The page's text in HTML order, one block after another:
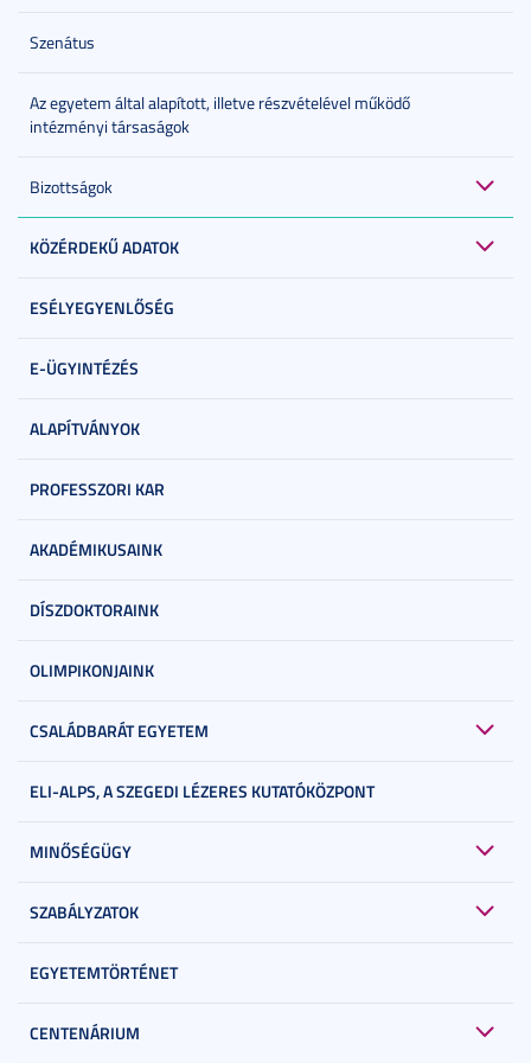
Szenátus
Az egyetem által alapított, illetve részvételével működő
intézményi társaságok
Bizottságok
KÖZÉRDEKŰ ADATOK
ESÉLYEGYENLŐSÉG
E-ÜGYINTÉZÉS
ALAPÍTVÁNYOK
PROFESSZORI KAR
AKADÉMIKUSAINK
DÍSZDOKTORAINK
OLIMPIKONJAINK
CSALÁDBARÁT EGYETEM
ELI-ALPS, A SZEGEDI LÉZERES KUTATÓKÖZPONT
MINŐSÉGÜGY
SZABÁLYZATOK
EGYETEMTÖRTÉNET
CENTENÁRIUM